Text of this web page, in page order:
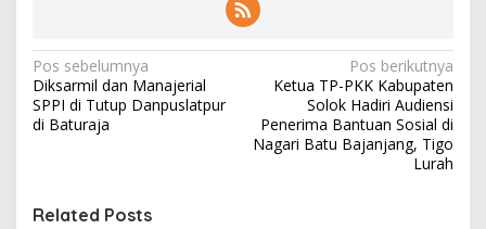
N
a
v
Pos sebelumnya
Diksarmil dan Manajerial
SPPI di Tutup Danpuslatpur
di Baturaja
Pos berikutnya
Ketua TP-PKK Kabupaten
Solok Hadiri Audiensi
Penerima Bantuan Sosial di
Nagari Batu Bajanjang, Tigo
Lurah
Related Posts